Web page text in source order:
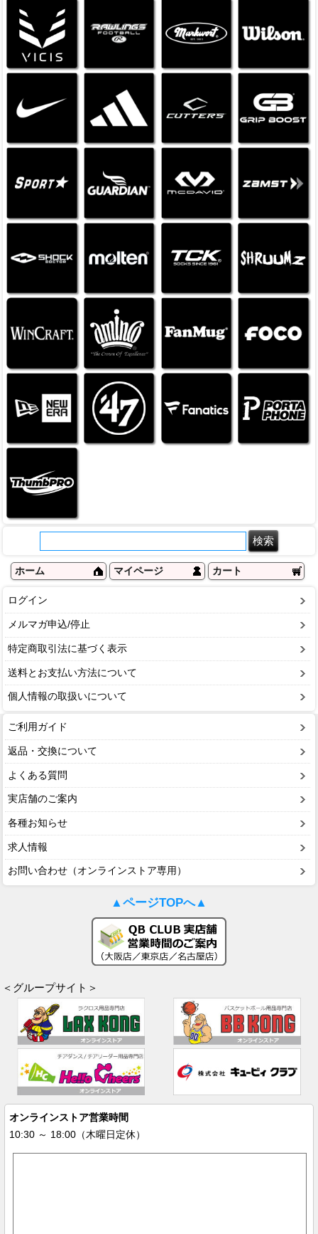
ホーム マイページ カート
ログイン
メルマガ申込/停止
特定商取引法に基づく表示
送料とお支払い方法について
個人情報の取扱いについて
ご利用ガイド
返品・交換について
よくある質問
実店舗のご案内
各種お知らせ
求人情報
お問い合わせ（オンラインストア専用）
▲ページTOPへ▲
＜グループサイト＞
オンラインストア営業時間
10:30 ～ 18:00（木曜日定休）